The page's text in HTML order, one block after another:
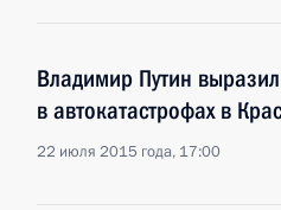
Владимир Путин
в автокатастрофах в
22 июля 2015 года, 17:00